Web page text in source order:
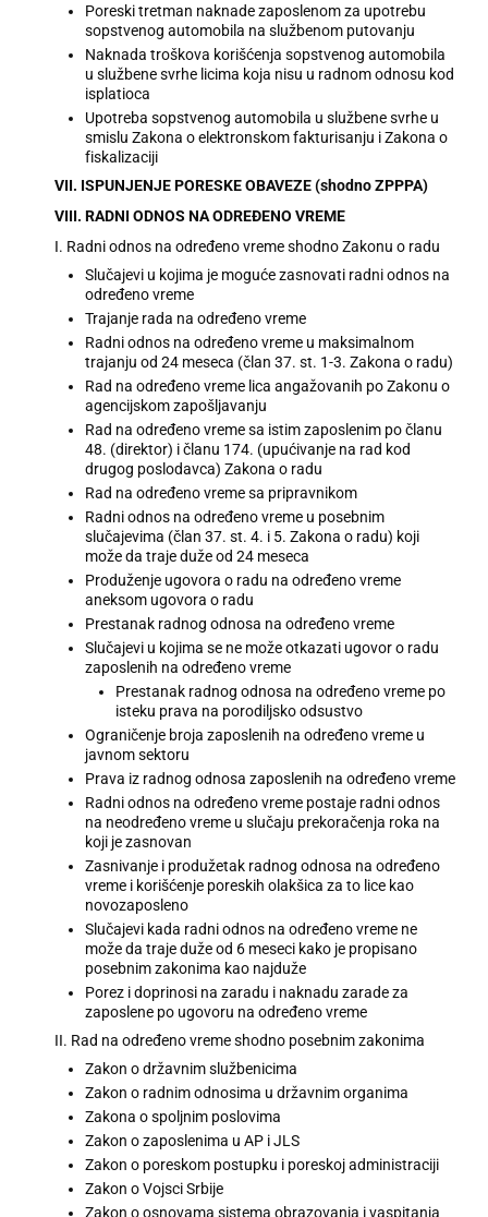
Poreski tretman naknade zaposlenom za upotrebu
sopstvenog automobila na službenom putovanju
Naknada troškova korišćenja sopstvenog automobila
u službene svrhe licima koja nisu u radnom odnosu kod
isplatioca
Upotreba sopstvenog automobila u službene svrhe u
smislu Zakona o elektronskom fakturisanju i Zakona o
fiskalizaciji
VII. ISPUNJENJE PORESKE OBAVEZE (shodno ZPPPA)
VIII. RADNI ODNOS NA ODREĐENO VREME
I. Radni odnos na određeno vreme shodno Zakonu o radu
Slučajevi u kojima je moguće zasnovati radni odnos na
određeno vreme
Trajanje rada na određeno vreme
Radni odnos na određeno vreme u maksimalnom
trajanju od 24 meseca (član 37. st. 1-3. Zakona o radu)
Rad na određeno vreme lica angažovanih po Zakonu o
agencijskom zapošljavanju
Rad na određeno vreme sa istim zaposlenim po članu
48. (direktor) i članu 174. (upućivanje na rad kod
drugog poslodavca) Zakona o radu
Rad na određeno vreme sa pripravnikom
Radni odnos na određeno vreme u posebnim
slučajevima (član 37. st. 4. i 5. Zakona o radu) koji
može da traje duže od 24 meseca
Produženje ugovora o radu na određeno vreme
aneksom ugovora o radu
Prestanak radnog odnosa na određeno vreme
Slučajevi u kojima se ne može otkazati ugovor o radu
zaposlenih na određeno vreme
Prestanak radnog odnosa na određeno vreme po
isteku prava na porodiljsko odsustvo
Ograničenje broja zaposlenih na određeno vreme u
javnom sektoru
Prava iz radnog odnosa zaposlenih na određeno vreme
Radni odnos na određeno vreme postaje radni odnos
na neodređeno vreme u slučaju prekoračenja roka na
koji je zasnovan
Zasnivanje i produžetak radnog odnosa na određeno
vreme i korišćenje poreskih olakšica za to lice kao
novozaposleno
Slučajevi kada radni odnos na određeno vreme ne
može da traje duže od 6 meseci kako je propisano
posebnim zakonima kao najduže
Porez i doprinosi na zaradu i naknadu zarade za
zaposlene po ugovoru na određeno vreme
II. Rad na određeno vreme shodno posebnim zakonima
Zakon o državnim službenicima
Zakon o radnim odnosima u državnim organima
Zakona o spoljnim poslovima
Zakon o zaposlenima u AP i JLS
Zakon o poreskom postupku i poreskoj administraciji
Zakon o Vojsci Srbije
Zakon o osnovama sistema obrazovanja i vaspitanja